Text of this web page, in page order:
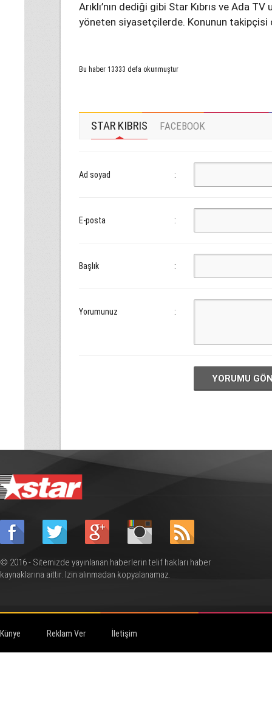
Arıklı’nın dediği gibi Star Kıbrıs ve Ada
yöneten siyasetçilerde. Konunun takipçisi
Bu haber 13333 defa okunmuştur
STAR KIBRIS FACEBOOK
Ad soyad :
E-posta :
Başlık :
Yorumunuz :
YORUMU
© 2016 - Sitemizde yayınlanan haberlerin telif hakları haber
kaynaklarına aittir. İzin alınmadan kopyalanamaz.
Künye Reklam Ver İletişim